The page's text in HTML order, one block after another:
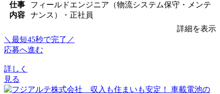
仕事
内容
フィールドエンジニア（物流システム保守・メンテ
ナンス）・正社員
詳細を表示
＼最短45秒で完了／
応募へ進む
詳しく
見る